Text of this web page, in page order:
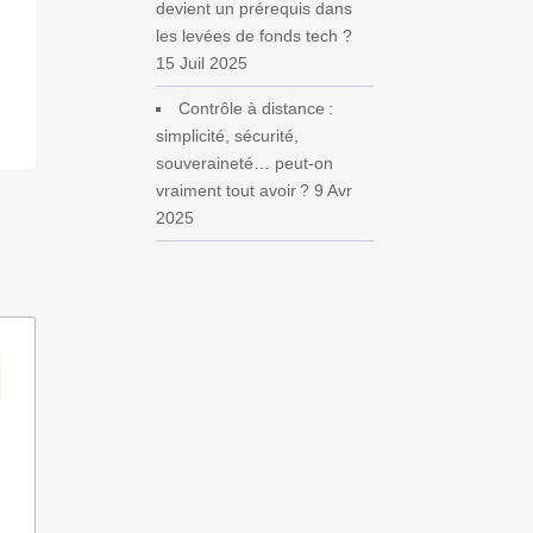
devient un prérequis dans
les levées de fonds tech ?
15 Juil 2025
Contrôle à distance :
simplicité, sécurité,
souveraineté… peut‑on
vraiment tout avoir ? 9 Avr
2025